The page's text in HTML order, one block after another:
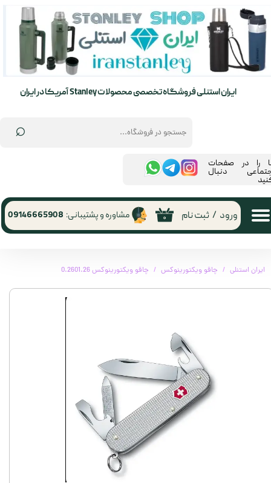
⌕
ایران استنلی فروشگاه تخصصی محصولات Stanley آمریکا در ایران
۰ ورود / ثبت نام
حساب کاربری من
تغییر گذر واژه
مشاوره و پشتیبانی: 09146665908
را در صفحات
دنبال
ایران استنلی چاقو ویکتورینوکس چاقو ویکتورینوکس 0.2601.26